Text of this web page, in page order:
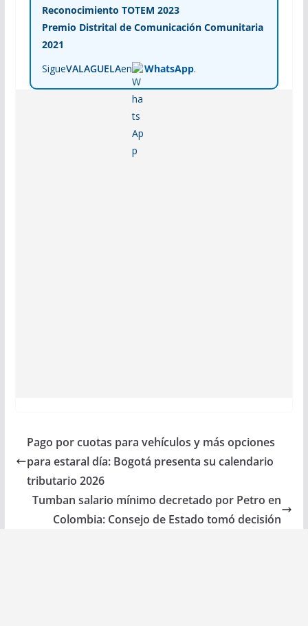
Reconocimiento TOTEM 2023
Premio Distrital de Comunicación Comunitaria
2021
SigueVALAGUELAen WhatsApp.
Pago por cuotas para vehículos y más opciones
para estaral día: Bogotá presenta su calendario
tributario 2026
Tumban salario mínimo decretado por Petro en
Colombia: Consejo de Estado tomó decisión